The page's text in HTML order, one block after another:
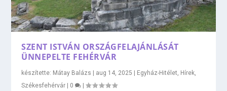
SZENT ISTVÁN ORSZÁGFELAJÁNLÁSÁT
ÜNNEPELTE FEHÉRVÁR
készítette: Mátay Balázs | aug 14, 2025 | Egyház-Hitélet Hírek
Székesfehérvár | 0 |